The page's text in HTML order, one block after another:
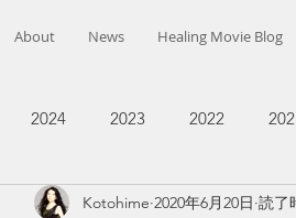
About News Healing Movie Blog
2024 2023 2022
Kotohime 2020年6月20日 読了